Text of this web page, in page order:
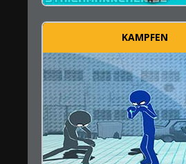
KAMPFEN